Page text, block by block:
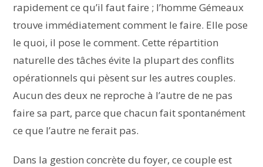
rapidement ce qu’il faut faire ; l’homme Gémeaux
trouve immédiatement comment le faire. Elle pose
le quoi, il pose le comment. Cette répartition
naturelle des tâches évite la plupart des conflits
opérationnels qui pèsent sur les autres couples.
Aucun des deux ne reproche à l’autre de ne pas
faire sa part, parce que chacun fait spontanément
ce que l’autre ne ferait pas.
Dans la gestion concrète du foyer, ce couple est